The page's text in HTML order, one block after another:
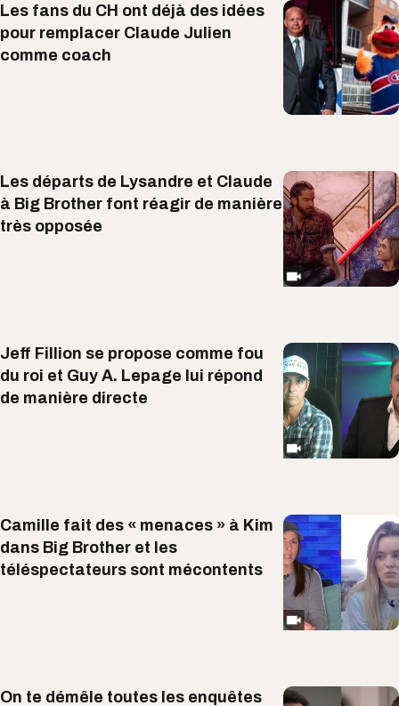
Les fans du CH ont déjà des idées
pour remplacer Claude Julien
comme coach
Les départs de Lysandre et Claude
à Big Brother font réagir de manière
très opposée
Jeff Fillion se propose comme fou
du roi et Guy A. Lepage lui répond
de manière directe
Camille fait des « menaces » à Kim
dans Big Brother et les
téléspectateurs sont mécontents
On te démêle toutes les enquêtes